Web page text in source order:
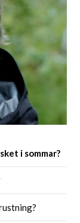
i sommar?